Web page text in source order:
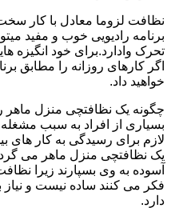
نظافت لزوما معادل با کار
برنامه رادیویی خوب و مفید
تحرک وادارد.برای خود انگیزه
اگر کارهای روزانه را مطابق
خواهید داد.
چگونه یک نظافتچی منزل ماهر
بسیاری از افراد به سبب
لازم برای رسیدگی به کار های
یک نظافتچی منزل ماهر می
آسوده به وی بسپارند زیرا
فکر می کنند ساده نیست و
دارد.